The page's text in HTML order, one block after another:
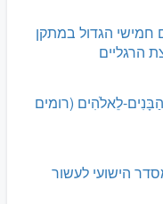
חמישי הגדול במתקן
הרגליים
לֵאלֹהִים (רומים
הישועי לעשור